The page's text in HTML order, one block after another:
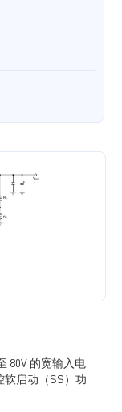
80V 的宽输入电
软启动（SS）功